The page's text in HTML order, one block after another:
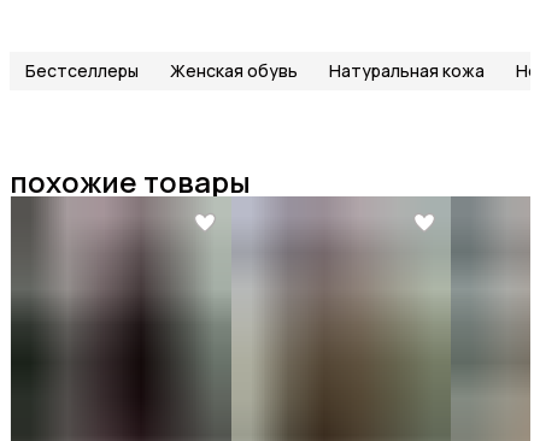
Бестселлеры Женская обувь Натуральная кожа
похожие товары